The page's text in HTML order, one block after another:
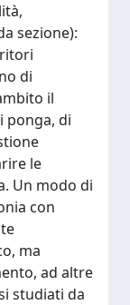
sezione):
di
il
ponga, di
le
Un modo di
con
ma
ad altre
studiati da